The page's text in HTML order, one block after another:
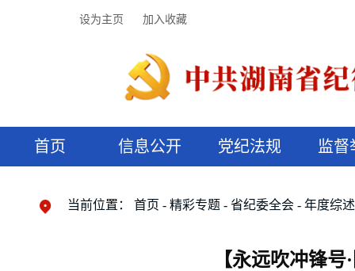
设为主页 加入收藏
首页 信息公开 党纪法规 监督
当前位置： 首页 精彩专题 省纪委全会 年度综述
【永远吹冲锋